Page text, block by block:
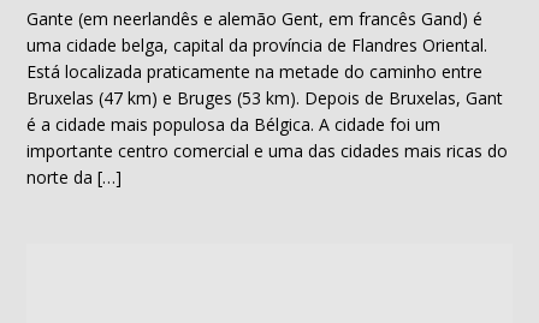
Gante (em neerlandês e alemão Gent, em francês Gand) é
uma cidade belga, capital da província de Flandres Oriental.
Está localizada praticamente na metade do caminho entre
Bruxelas (47 km) e Bruges (53 km). Depois de Bruxelas, Gant
é a cidade mais populosa da Bélgica. A cidade foi um
importante centro comercial e uma das cidades mais ricas do
norte da […]